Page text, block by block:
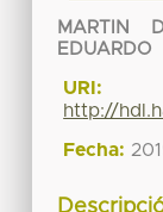
MARTIN
EDUARDO
URI:
http://
Fecha: